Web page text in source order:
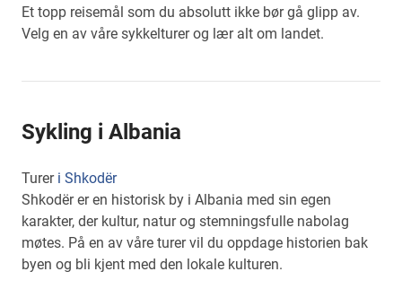
Et topp reisemål som du absolutt ikke bør gå glipp av.
Velg en av våre sykkelturer og lær alt om landet.
Sykling i Albania
Turer i Shkodër
Shkodër er en historisk by i Albania med sin egen
karakter, der kultur, natur og stemningsfulle nabolag
møtes. På en av våre turer vil du oppdage historien bak
byen og bli kjent med den lokale kulturen.